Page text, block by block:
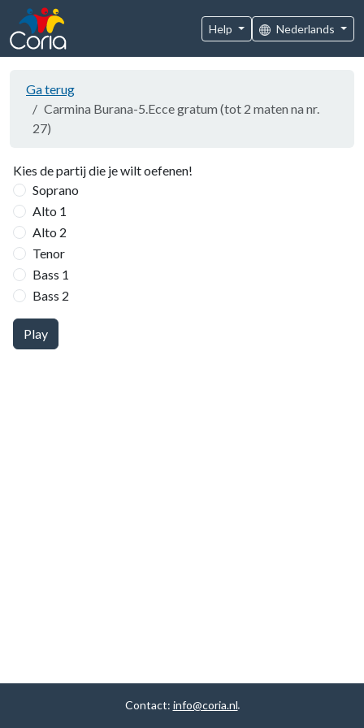
Help Nederlands
Ga terug
Carmina Burana-5.Ecce gratum (tot 2 maten na nr.
27)
Kies de partij die je wilt oefenen!
Soprano
Alto 1
Alto 2
Tenor
Bass 1
Bass 2
Play
Contact: info@coria.nl.